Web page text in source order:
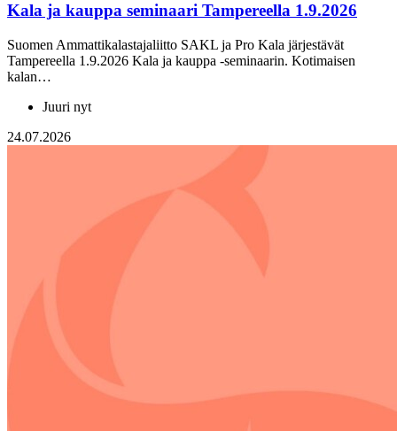
Kala ja kauppa seminaari Tampereella 1.9.2026
Suomen Ammattikalastajaliitto SAKL ja Pro Kala järjestävät
Tampereella 1.9.2026 Kala ja kauppa -seminaarin. Kotimaisen
kalan…
Juuri nyt
24.07.2026